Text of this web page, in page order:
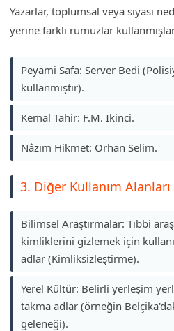
Yazarlar, toplumsal veya siyasi
yerine farklı rumuzlar
Peyami Safa: Server Bedi
kullanmıştır).
Kemal Tahir: F.M. İkinci.
Nâzım Hikmet: Orhan Selim.
3. Diğer Kullanım Alanları
Bilimsel Araştırmalar: Tıbbi
kimliklerini gizlemek için
adlar (Kimliksizleştirme).
Yerel Kültür: Belirli yerleşim
takma adlar (örneğin
geleneği).